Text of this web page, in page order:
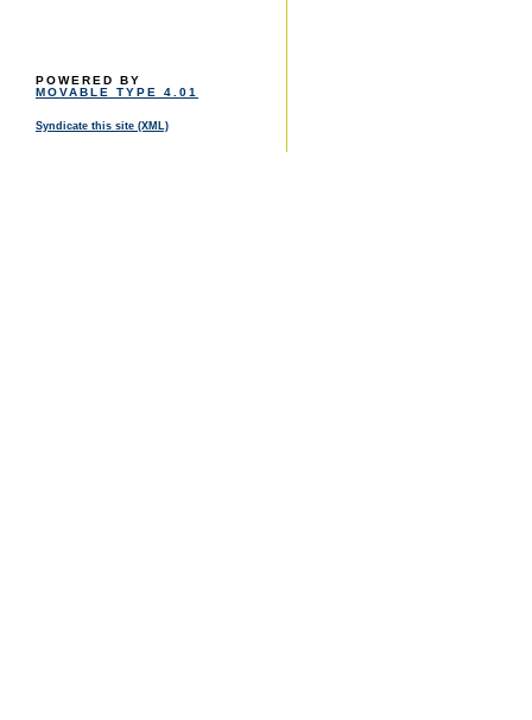
POWERED BY
MOVABLE TYPE 4.01
Syndicate this site (XML)